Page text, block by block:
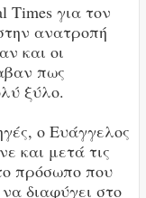
Times για τον
ανατροπή
και οι
πως
ξύλο.
ο Ευάγγελος
και μετά τις
πρόσωπο που
διαφύγει στο